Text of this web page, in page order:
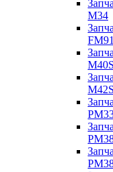
M34
FM91
M40S
M42S